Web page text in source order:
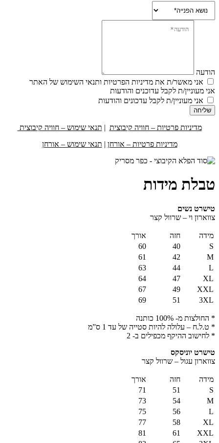
הודעה
אני מאשר/ת את מדיניות הפרטיות ותנאי השימוש של האתר
אני מעוניין/ת לקבל עדוכנים והודעות
אני מעוניין/ת לקבל עדכונים והודעות
שליחה
מדיניות פרטיות – חוויה קיבוצית | תנאי שימוש – חוויה קיבוצית
מדיניות פרטיות – אורחן | תנאי שימוש – אורחן
טבלת מידות
טישרט נשים
צווארון וי – שרוול קצר
מידה חזה
אורך
S
40
60
M
42
61
L
44
63
XL
47
64
XXL
49
67
3XL
51
69
* החולצות מ- 100% כותנה
* ט.ל.ח – עלולה להיות סטייה של עד 1 ס”מ
* לחישוב ההיקף מכפילים ב- 2
טישרט יוניסקס
צווארון עגול – שרוול קצר
מידה חזה
אורך
S
51
71
M
54
73
L
56
75
XL
58
77
XXL
61
81